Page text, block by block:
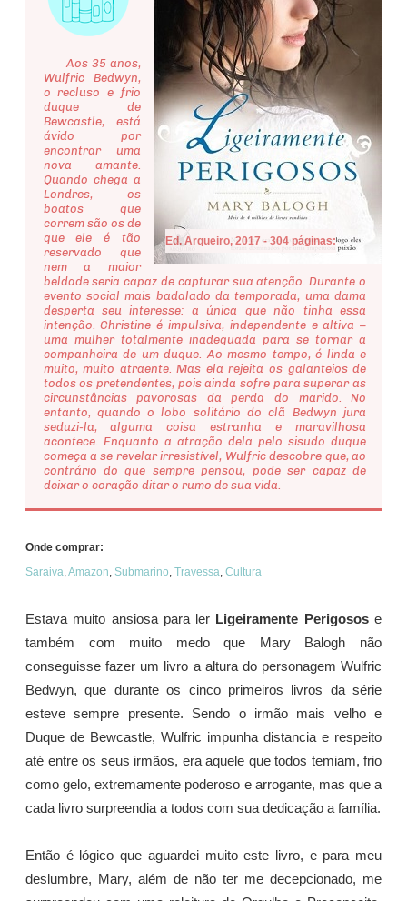
Ed. Arqueiro, 2017 - 304 páginas:
Aos 35 anos,
Wulfric Bedwyn,
o recluso e frio
duque de
Bewcastle, está
ávido por
encontrar uma
nova amante.
Quando chega a
Londres, os
boatos que
correm são os de
que ele é tão
reservado que
nem a maior
beldade seria capaz de capturar sua atenção. Durante o
evento social mais badalado da temporada, uma dama
desperta seu interesse: a única que não tinha essa
intenção. Christine é impulsiva, independente e altiva –
uma mulher totalmente inadequada para se tornar a
companheira de um duque. Ao mesmo tempo, é linda e
muito, muito atraente. Mas ela rejeita os galanteios de
todos os pretendentes, pois ainda sofre para superar as
circunstâncias pavorosas da perda do marido. No
entanto, quando o lobo solitário do clã Bedwyn jura
seduzi-la, alguma coisa estranha e maravilhosa
acontece. Enquanto a atração dela pelo sisudo duque
começa a se revelar irresistível, Wulfric descobre que, ao
contrário do que sempre pensou, pode ser capaz de
deixar o coração ditar o rumo de sua vida.
Onde comprar:
Saraiva Amazon Submarino Travessa Cultura
Estava muito ansiosa para ler Ligeiramente Perigosose
também com muito medo que Mary Balogh não
conseguisse fazer um livro a altura do personagem Wulfric
Bedwyn, que durante os cinco primeiros livros da série
esteve sempre presente. Sendo o irmão mais velho e
Duque de Bewcastle, Wulfric impunha distancia e respeito
até entre os seus irmãos, era aquele que todos temiam, frio
como gelo, extremamente poderoso e arrogante, mas que a
cada livro surpreendia a todos com sua dedicação a família.
Então é lógico que aguardei muito este livro, e para meu
deslumbre, Mary, além de não ter me decepcionado, me